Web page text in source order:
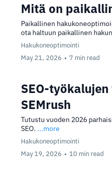
Mitä on
Paikallinen
ota haltuun paikallinen
Hakukoneoptimointi
May 21, 2026 • 7 min read
SEO-
SEMrush
Tutustu vuoden 2026
SEO. ...more
Hakukoneoptimointi
May 19, 2026 • 10 min read